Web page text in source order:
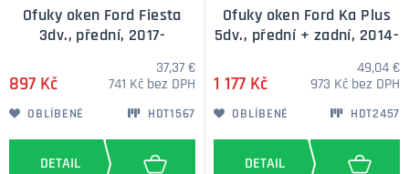
Ofuky oken Ford Fiesta
3dv., přední, 2017-
897 Kč
37,37 €
741 Kč bez DPH
OBLÍBENÉ HDT1567
Ofuky oken Ford Ka Plus
5dv., přední + zadní, 2014-
1 177 Kč
49,04 €
973 Kč bez DPH
OBLÍBENÉ HDT2457